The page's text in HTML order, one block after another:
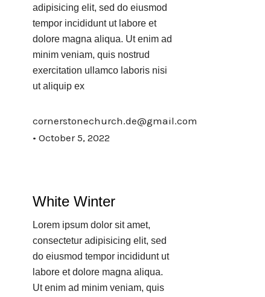
adipisicing elit, sed do eiusmod
tempor incididunt ut labore et
dolore magna aliqua. Ut enim ad
minim veniam, quis nostrud
exercitation ullamco laboris nisi
ut aliquip ex
cornerstonechurch.de@gmail.com
October 5, 2022
White Winter
Lorem ipsum dolor sit amet,
consectetur adipisicing elit, sed
do eiusmod tempor incididunt ut
labore et dolore magna aliqua.
Ut enim ad minim veniam, quis